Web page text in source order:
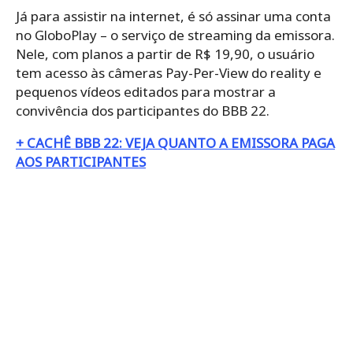
Já para assistir na internet, é só assinar uma conta
no GloboPlay – o serviço de streaming da emissora.
Nele, com planos a partir de R$ 19,90, o usuário
tem acesso às câmeras Pay-Per-View do reality e
pequenos vídeos editados para mostrar a
convivência dos participantes do BBB 22.
+ CACHÊ BBB 22: VEJA QUANTO A EMISSORA PAGA
AOS PARTICIPANTES